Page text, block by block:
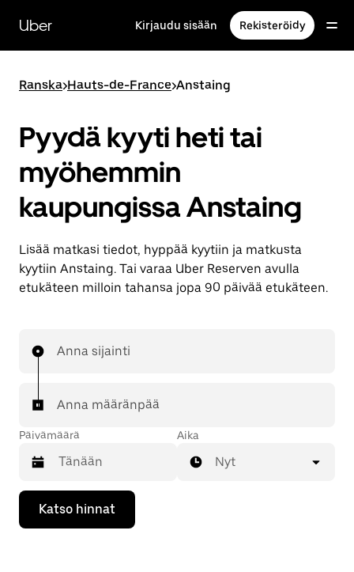
siirry
pääsisältöön
Uber Kirjaudu sisään Rekisteröidy
Ranska>Hauts-de-France>Anstaing
Pyydä kyyti heti tai
myöhemmin
kaupungissa Anstaing
Lisää matkasi tiedot, hyppää kyytiin ja matkusta
kyytiin Anstaing. Tai varaa Uber Reserven avulla
etukäteen milloin tahansa jopa 90 päivää etukäteen.
Anna sijainti
Anna määränpää
Päivämäärä
Valitse
päivämäärä
kalenterissa
Aika
Nyt
Katso hinnat